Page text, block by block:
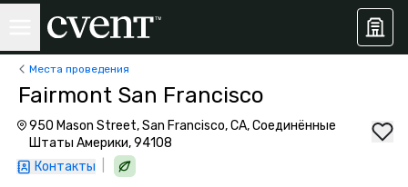
Места проведения
Fairmont San Francisco
950 Mason Street, San Francisco, CA, Соединённые
Штаты Америки, 94108
Контакты